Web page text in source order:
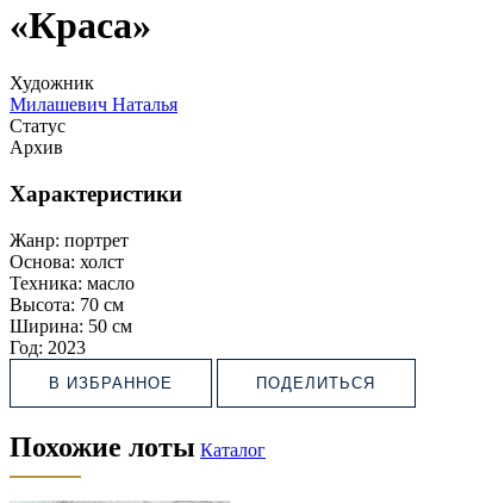
«Краса»
Художник
Милашевич Наталья
Статус
Архив
Характеристики
Жанр: портрет
Основа: холст
Техника: масло
Высота: 70 см
Ширина: 50 см
Год: 2023
В ИЗБРАННОЕ ПОДЕЛИТЬСЯ
Похожие лоты Каталог